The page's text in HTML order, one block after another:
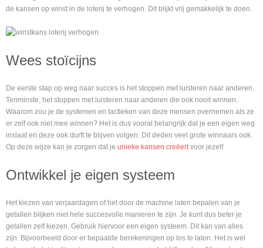
de kansen op winst in de loterij te verhogen. Dit blijkt vrij gemakkelijk te doen.
Wees stoïcijns
De eerste stap op weg naar succes is het stoppen met luisteren naar anderen.
Tenminste, het stoppen met luisteren naar anderen die ook nooit winnen.
Waarom zou je de systemen en tactieken van deze mensen overnemen als ze
er zelf ook niet mee winnen? Het is dus vooral belangrijk dat je een eigen weg
inslaat en deze ook durft te blijven volgen. Dit deden veel grote winnaars ook.
Op deze wijze kan je zorgen dat je unieke kansen creëertvoor jezelf.
Ontwikkel je eigen systeem
Het kiezen van verjaardagen of het door de machine laten bepalen van je
getallen blijken niet hele succesvolle manieren te zijn. Je kunt dus beter je
getallen zelf kiezen. Gebruik hiervoor een eigen systeem. Dit kan van alles
zijn. Bijvoorbeeld door er bepaalde berekeningen op los te laten. Het is wel